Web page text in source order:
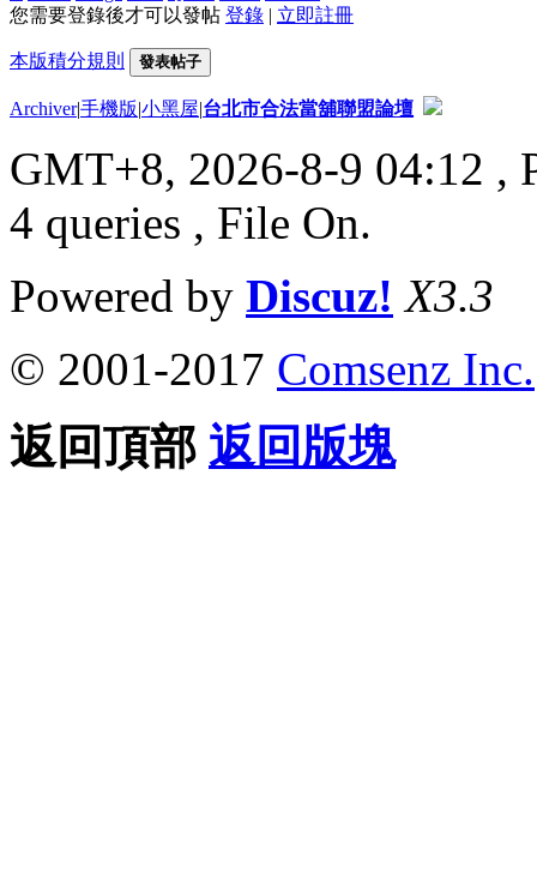
您需要登錄後才可以發帖 登錄 | 立即註冊
本版積分規則 發表帖子
Archiver|手機版|小黑屋|台北市合法當舖聯盟論壇
GMT+8, 2026-8-9 04:12 ,
4 queries , File On.
Powered by Discuz! X3.3
© 2001-2017 Comsenz Inc.
返回頂部 返回版塊